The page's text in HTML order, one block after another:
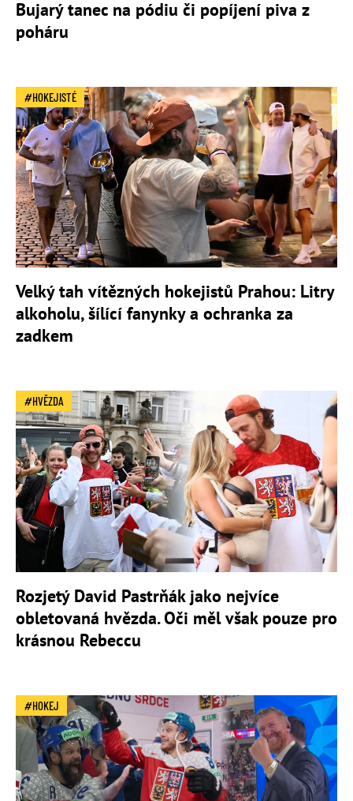
Bujarý tanec na pódiu či popíjení piva z
poháru
HOKEJISTÉ
Velký tah vítězných hokejistů Prahou: Litry
alkoholu, šílící fanynky a ochranka za
zadkem
HVĚZDA
Rozjetý David Pastrňák jako nejvíce
obletovaná hvězda. Oči měl však pouze pro
krásnou Rebeccu
HOKEJ